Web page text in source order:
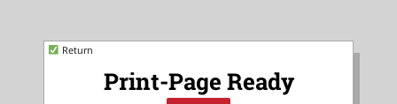
Return
Print-Page Ready